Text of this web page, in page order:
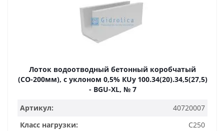
Лоток водоотводный бетонный коробчатый
(СО-200мм), с уклоном 0,5% КUу 100.34(20).34,5(27,5)
- BGU-XL, № 7
Артикул:
40720007
Класс нагрузки:
C250